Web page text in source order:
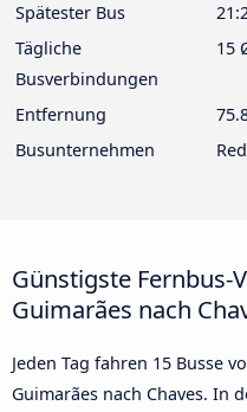
Spätester Bus
Tägliche
Busverbindungen
15
Entfernung
Busunternehmen
Günstigste Fernbus-
Guimarães nach
Jeden Tag fahren 15 Busse
Guimarães nach Chaves. In